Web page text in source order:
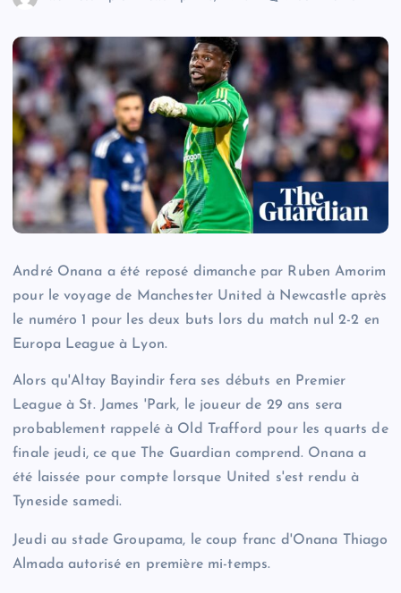
André Onana a été reposé dimanche par Ruben Amorim
pour le voyage de Manchester United à Newcastle après
le numéro 1 pour les deux buts lors du match nul 2-2 en
Europa League à Lyon.
Alors qu'Altay Bayindir fera ses débuts en Premier
League à St. James 'Park, le joueur de 29 ans sera
probablement rappelé à Old Trafford pour les quarts de
finale jeudi, ce que The Guardian comprend. Onana a
été laissée pour compte lorsque United s'est rendu à
Tyneside samedi.
Jeudi au stade Groupama, le coup franc d'Onana Thiago
Almada autorisé en première mi-temps.